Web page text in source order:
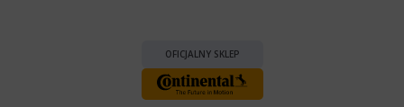
OFICJALNY SKLEP